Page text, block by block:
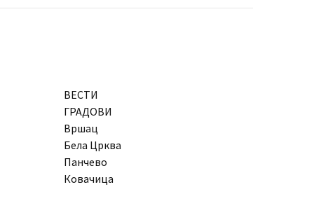
ВЕСТИ
ГРАДОВИ
Вршац
Бела Црква
Панчево
Ковачица